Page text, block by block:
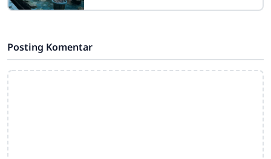
Posting Komentar